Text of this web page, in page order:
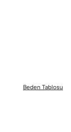
Beden Tablosu